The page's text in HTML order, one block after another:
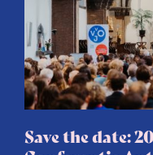
Save the date: